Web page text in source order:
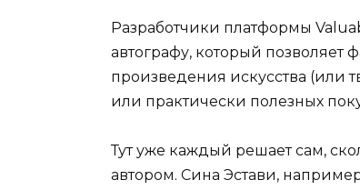
Разработчики платформы
автографу, который позволяет
произведения искусства (или
или практически полезных
Тут уже каждый решает сам,
автором. Сина Эстави,